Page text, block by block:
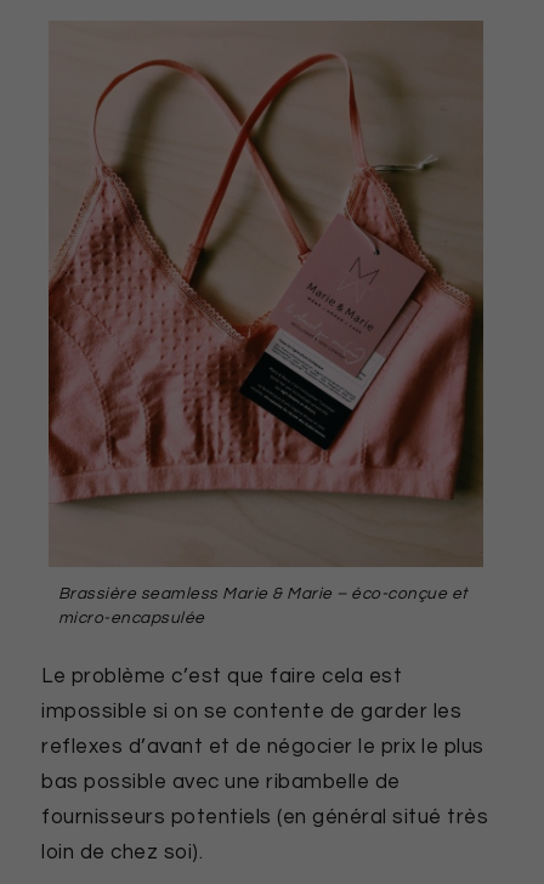
Brassière seamless Marie & Marie – éco-conçue et
micro-encapsulée
Le problème c’est que faire cela est
impossible si on se contente de garder les
reflexes d’avant et de négocier le prix le plus
bas possible avec une ribambelle de
fournisseurs potentiels (en général situé très
loin de chez soi).